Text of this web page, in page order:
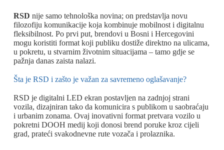
RSD nije samo tehnološka novina; on predstavlja novu
filozofiju komunikacije koja kombinuje mobilnost i digitalnu
fleksibilnost. Po prvi put, brendovi u Bosni i Hercegovini
mogu koristiti format koji publiku dostiže direktno na ulicama,
u pokretu, u stvarnim životnim situacijama – tamo gdje se
pažnja danas zaista nalazi.
Šta je RSD i zašto je važan za savremeno oglašavanje?
RSD je digitalni LED ekran postavljen na zadnjoj strani
vozila, dizajniran tako da komunicira s publikom u saobraćaju
i urbanim zonama. Ovaj inovativni format pretvara vozilo u
pokretni DOOH medij koji donosi brend poruke kroz cijeli
grad, prateći svakodnevne rute vozača i prolaznika.